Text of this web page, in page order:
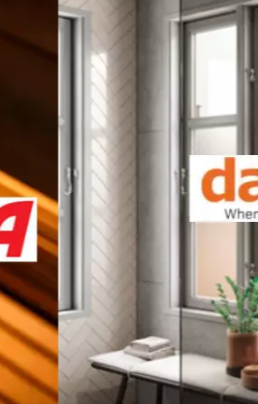
julkaista sen sivuillamme sekä muissa
pidättää oikeuden olla julkaisematta
nämä ehdot.
auton viereen